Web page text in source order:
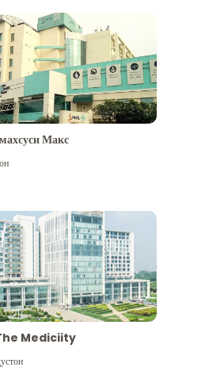
Макс
Mediciity